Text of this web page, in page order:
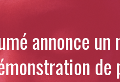
annonce
de